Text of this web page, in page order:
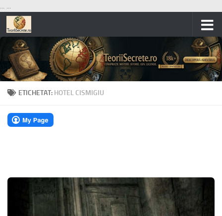
... ...
Skip to content
ETICHETAT: HOTEL CISMIGIU